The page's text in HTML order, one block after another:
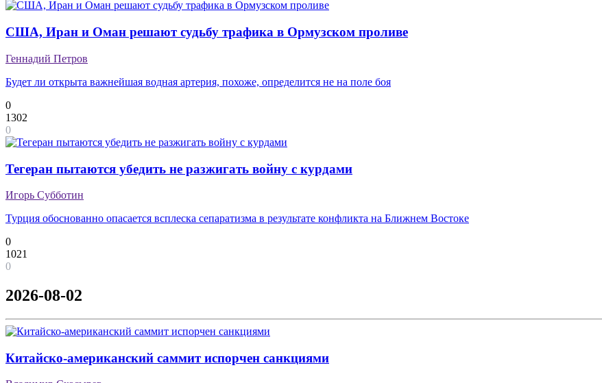
США, Иран и Оман решают судьбу трафика в Ормузском проливе
Геннадий Петров
Будет ли открыта важнейшая водная артерия, похоже, определится не на поле боя
0
1302
0
Тегеран пытаются убедить не разжигать войну с курдами
Игорь Субботин
Турция обоснованно опасается всплеска сепаратизма в результате конфликта на Ближнем Востоке
0
1021
0
2026-08-02
Китайско-американский саммит испорчен санкциями